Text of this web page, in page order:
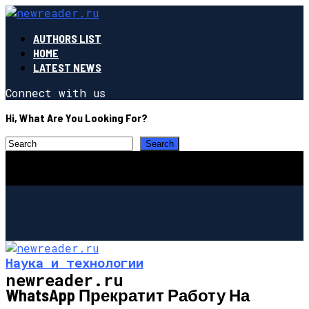
AUTHORS LIST
HOME
LATEST NEWS
Connect with us
Hi, What Are You Looking For?
newreader.ru
Наука и технологии
WhatsApp Прекратит Работу На